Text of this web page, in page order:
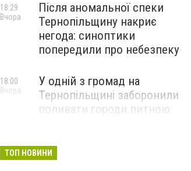
Після аномальної спеки
Тернопільщину накриє
негода: синоптики
попередили про небезпеку
18:29
Вчора
У одній з громад на
Тернопільщині заборонили
поливати городи питною
18:00
Вчора
ТОП НОВИНИ